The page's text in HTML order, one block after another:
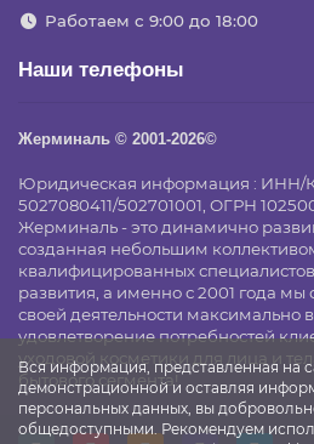
Вся информация, представленная на
демонстрационной и оставляя
персональных данных, вы
общедоступными. Рекомендуем
Работаем с 9:00 до 18:00
Наши телефоны
Жерминаль © 2001-2026©
Юридическая информация : ИНН/
5027080411/502701001, ОГРН
Жерминаль - это динамично
созданная небольшим
квалифицированных
развития, а именно с 2001 года
своей деятельности максимально
удовлетворение потребностей
уходовой косметики для лица и
бытового сегмента!